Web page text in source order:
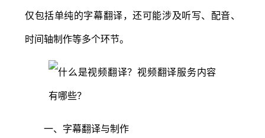
仅包括单纯的字幕翻译，还可能涉及听写、配音、
时间轴制作等多个环节。
一、字幕翻译与制作